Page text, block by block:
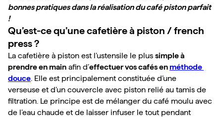
bonnes pratiques dans la réalisation du café piston parfait
!
Qu’est-ce qu’une cafetière à piston / french
press ?
La cafetière à piston est l’ustensile le plus simple à
prendre en main afin d’effectuer vos cafés en méthode
douce. Elle est principalement constituée d’une
verseuse et d’un couvercle avec piston relié au tamis de
filtration. Le principe est de mélanger du café moulu avec
de l’eau chaude et de laisser infuser le tout pendant